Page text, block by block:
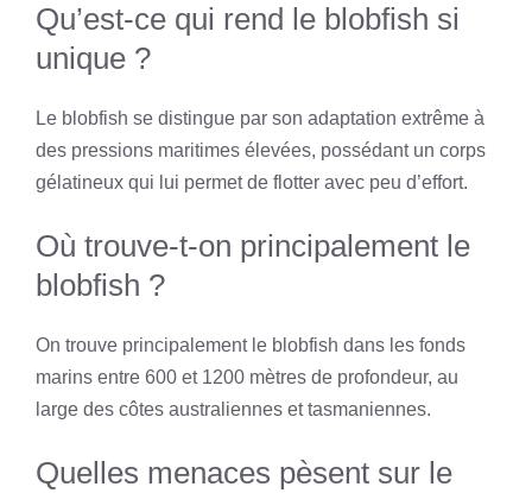
Qu’est-ce qui rend le blobfish si
unique ?
Le blobfish se distingue par son adaptation extrême à
des pressions maritimes élevées, possédant un corps
gélatineux qui lui permet de flotter avec peu d’effort.
Où trouve-t-on principalement le
blobfish ?
On trouve principalement le blobfish dans les fonds
marins entre 600 et 1200 mètres de profondeur, au
large des côtes australiennes et tasmaniennes.
Quelles menaces pèsent sur le